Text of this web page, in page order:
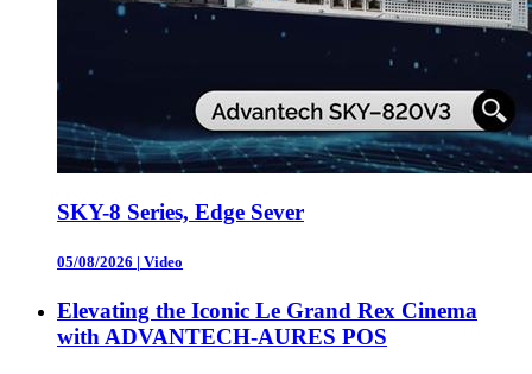
SKY-8 Series, Edge Sever
05/08/2026 | Video
Elevating the Iconic Le Grand Rex Cinema
with ADVANTECH-AURES POS